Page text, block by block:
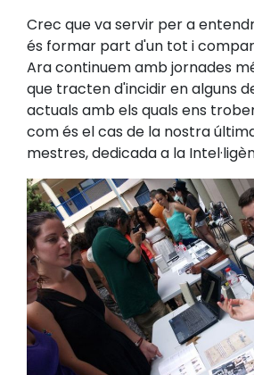
Crec que va servir per a
és formar part d'un tot i
Ara continuem amb jornades
que tracten d'incidir en alguns
actuals amb els quals ens
com és el cas de la nostra
mestres, dedicada a la